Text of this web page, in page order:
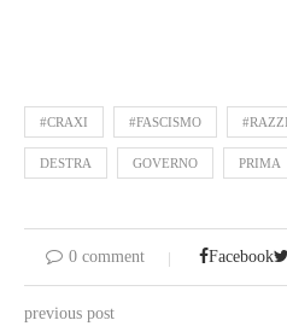
#CRAXI #FASCISMO
DESTRA GOVERNO PRIMA
0 comment Facebook
previous post